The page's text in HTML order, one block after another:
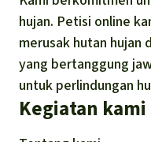
hujan. Petisi online
merusak hutan hujan
yang bertanggung
untuk perlindungan
Kegiatan kami